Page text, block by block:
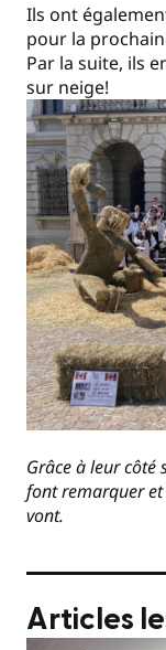
Ils ont
pour la
Par la suite, ils
sur neige!
Grâce à leur côté
font remarquer
vont.
Articles